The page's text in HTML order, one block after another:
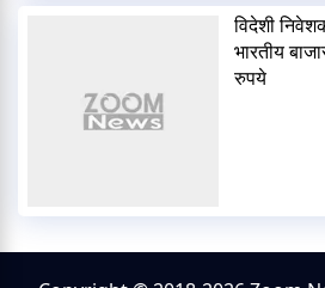
विदेशी
भारतीय
रुपये